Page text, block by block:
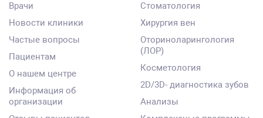
Врачи
Новости клиники
Частые вопросы
Пациентам
О нашем центре
Информация об
организации
Стоматология
Хирургия вен
Оториноларингология
(ЛОР)
Косметология
2D/3D- диагностика зубов
Анализы